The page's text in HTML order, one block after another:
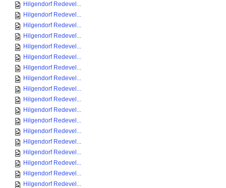
Hilgendorf Redevel...
Hilgendorf Redevel...
Hilgendorf Redevel...
Hilgendorf Redevel...
Hilgendorf Redevel...
Hilgendorf Redevel...
Hilgendorf Redevel...
Hilgendorf Redevel...
Hilgendorf Redevel...
Hilgendorf Redevel...
Hilgendorf Redevel...
Hilgendorf Redevel...
Hilgendorf Redevel...
Hilgendorf Redevel...
Hilgendorf Redevel...
Hilgendorf Redevel...
Hilgendorf Redevel...
Hilgendorf Redevel...